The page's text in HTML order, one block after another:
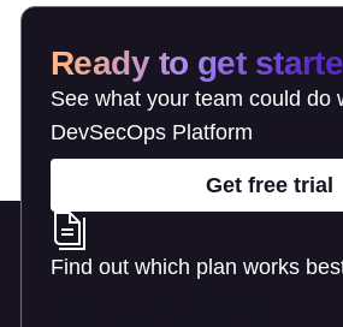
Ready to get
See what your team could do
DevSecOps Platform
Get free trial
Find out which plan works